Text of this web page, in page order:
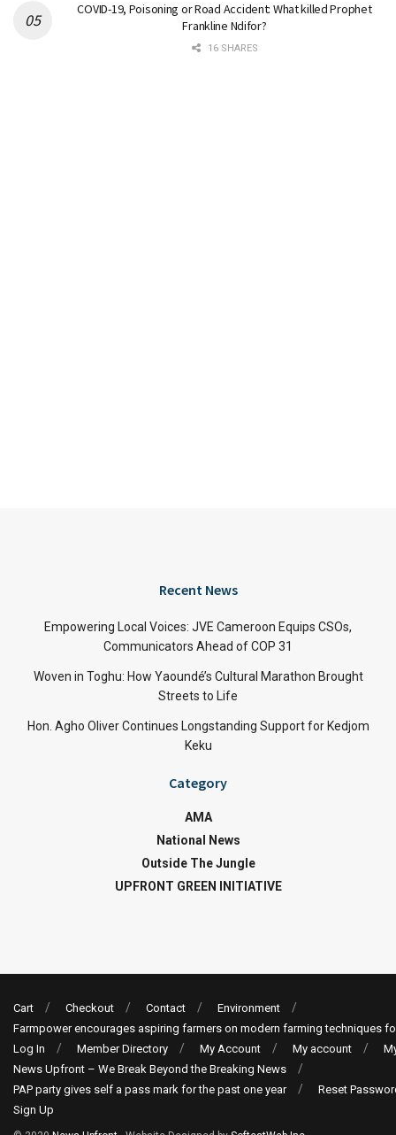
COVID-19, Poisoning or Road Accident: What killed Prophet
Frankline Ndifor?
16 SHARES
Recent News
Empowering Local Voices: JVE Cameroon Equips CSOs,
Communicators Ahead of COP 31
Woven in Toghu: How Yaoundé’s Cultural Marathon Brought
Streets to Life
Hon. Agho Oliver Continues Longstanding Support for Kedjom
Keku
Category
AMA
National News
Outside The Jungle
UPFRONT GREEN INITIATIVE
Cart Checkout Contact
Environment
Farmpower encourages aspiring farmers on modern farming techniques
Log In
Member Directory My Account My account
News Upfront – We Break Beyond the Breaking News
PAP party gives self a pass mark for the past one year
Reset
Sign Up